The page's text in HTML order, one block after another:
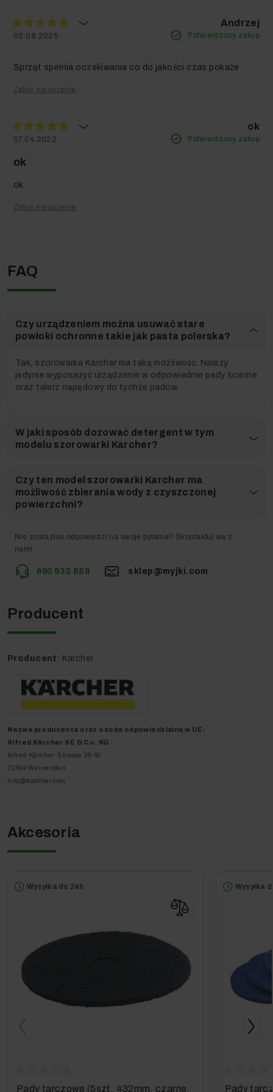
Serwis Premium (GWARANCYJNY)
- jeżeli zależy Ci na
przyspieszonym czasie naprawy
, bo każdy dzień bez
(POGWARANCYJNĄ)
- jeżeli zależy Ci na
długich latach
ze sprawnym urządzeniem
Marka, na którą możesz liczyć.
Niemiecka jakość.*
Jakośćmarki
swojej kategorii otrzymała certyfikat DIN zgodność z
normą EN ISO 9001
. To właśnie między innymi dlatego,
do Klienta trafia zawsze
wysokowartościowy produkt
Kärcher, jako firma kojarzona na całym świecie z najwyższą
sprawnością, innowacyjnością oraz jakością, pozostała
Parametry techniczne
Szerokość robocza (mm) 430
Szerokość robocza szczotek (mm)
Moc znamionowa (W) 1500
Prędkość obrotowa szczotki
(A))
Natężenie (V/Hz)
Waga z opakowaniem (kg)
Talerz napędowy
02.08.2025
Andrzej
Potwierdzony zakup
Sprzęt spełnia oczekiwania co do jakości czas pokaże
Zgłoś naruszenie
07.04.2022
ok
Potwierdzony zakup
ok
ok
Zgłoś naruszenie
FAQ
Czy urządzeniem można usuwać stare
powłoki ochronne takie jak pasta polerska?
Tak, szorowarka Karcher ma taką możliwość. Należy
jedynie wyposażyć urządzenie w odpowiednie pady ścierne
oraz talerz napędowy do tychże padów.
W jaki sposób dozować detergent w tym
modelu szorowarki Karcher?
Czy ten model szorowarki Karcher ma
możliwość zbierania wody z czyszczonej
powierzchni?
Nie znalazłeś odpowiedzi na swoje pytanie? Skontaktuj się z
nami
690 933 888 sklep@myjki.com
Producent
Producent : Karcher
Nazwa producenta oraz o soba odpowiedzialna w UE :
Alfred Kärcher SE & Co. KG
Alfred-Kärcher-Strasse 28-40
71364 Winnenden
info@karcher.com
Akcesoria
Wysyłka do 24h
Pady tarczowe (5szt, 432mm, czarne,
Wysyłka
Pady